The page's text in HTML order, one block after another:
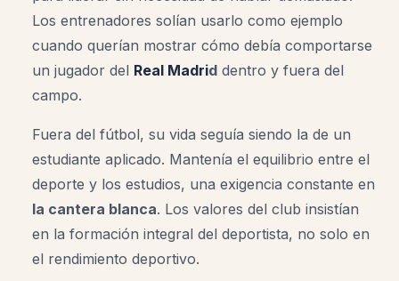
Los entrenadores solían usarlo como ejemplo
cuando querían mostrar cómo debía comportarse
un jugador del Real Madrid dentro y fuera del
campo.
Fuera del fútbol, su vida seguía siendo la de un
estudiante aplicado. Mantenía el equilibrio entre el
deporte y los estudios, una exigencia constante en
la cantera blanca. Los valores del club insistían
en la formación integral del deportista, no solo en
el rendimiento deportivo.